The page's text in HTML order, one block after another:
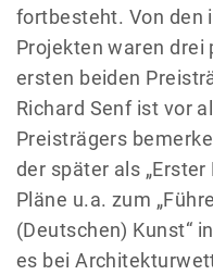
fortbesteht. Von den
Projekten waren drei
ersten beiden
Richard Senf ist vor
Preisträgers
der später als
Pläne u.a. zum
(Deutschen) Kunst“
es bei